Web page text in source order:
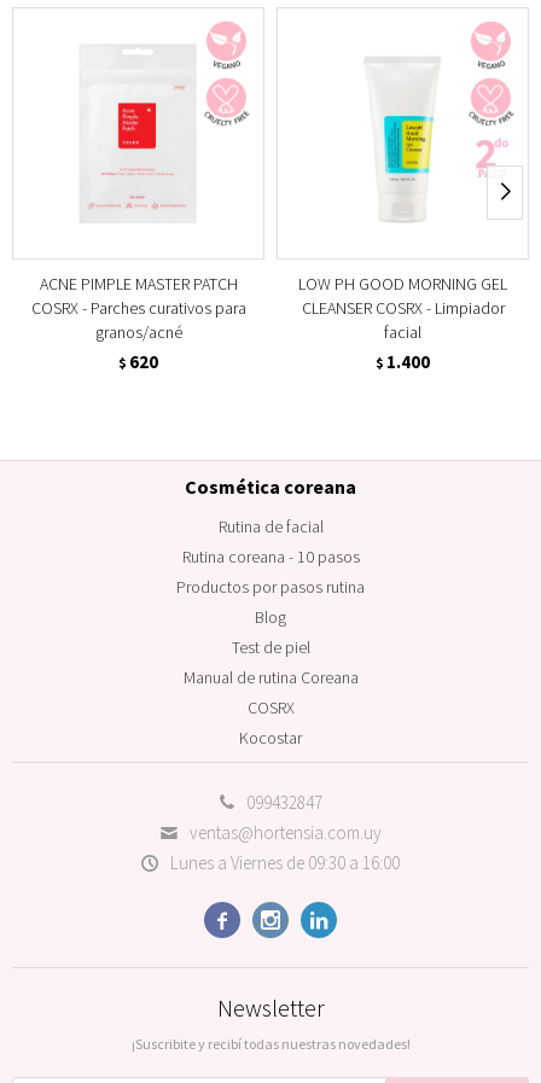
ACNE PIMPLE MASTER PATCH
COSRX - Parches curativos para
granos/acné
$ 620
LOW PH GOOD MORNING GEL
CLEANSER COSRX - Limpiador
facial
$ 1.400
099432847
ventas@hortensia.com.uy
Lunes a Viernes de 09:30 a 16:00
  
Cosmética coreana
Rutina de facial
Rutina coreana - 10 pasos
Productos por pasos rutina
Blog
Test de piel
Manual de rutina Coreana
COSRX
Kocostar
Newsletter
¡Suscribite y recibí todas nuestras novedades!